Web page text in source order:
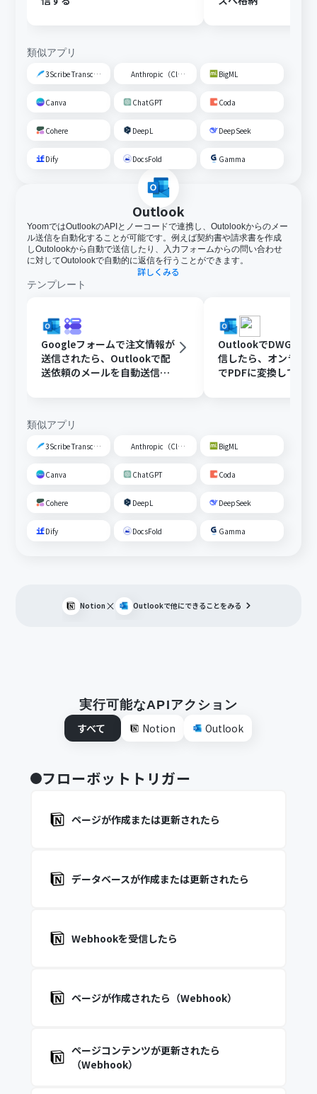
類似アプリ
3Scribe Transcription Anthropic（Claude） BigML
Canva ChatGPT Coda
Cohere DeepL DeepSeek
Dify DocsFold Gamma
Outlook
YoomではOutlookのAPIとノーコードで連携し、Outolookからのメー
ル送信を自動化することが可能です。例えば契約書や請求書を作成
しOutolookから自動で送信したり、入力フォームからの問い合わせ
に対してOutolookで自動的に返信を行うことができます。
詳しくみる
テンプレート
Googleフォームで注文情報が
送信されたら、Outlookで配
送依頼のメールを自動送信す
OutlookでDWGファ
信したら、オンライ
でPDFに変換して
類似アプリ
3Scribe Transcription Anthropic（Claude） BigML
Canva ChatGPT Coda
Cohere DeepL DeepSeek
Dify DocsFold Gamma
Notion × Outlookで他にできることをみる
実行可能なAPIアクション
すべて
Notion Outlook
フローボットトリガー
ページが作成または更新されたら
データベースが作成または更新されたら
Webhookを受信したら
ページが作成されたら（Webhook）
ページコンテンツが更新されたら
（Webhook）